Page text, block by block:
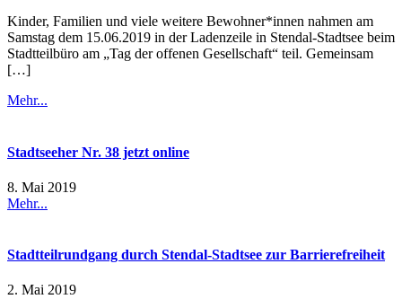
Kinder, Familien und viele weitere Bewohner*innen nahmen am
Samstag dem 15.06.2019 in der Ladenzeile in Stendal-Stadtsee beim
Stadtteilbüro am „Tag der offenen Gesellschaft“ teil. Gemeinsam
[…]
Mehr...
Stadtseeher Nr. 38 jetzt online
8. Mai 2019
Mehr...
Stadtteilrundgang durch Stendal-Stadtsee zur Barrierefreiheit
2. Mai 2019